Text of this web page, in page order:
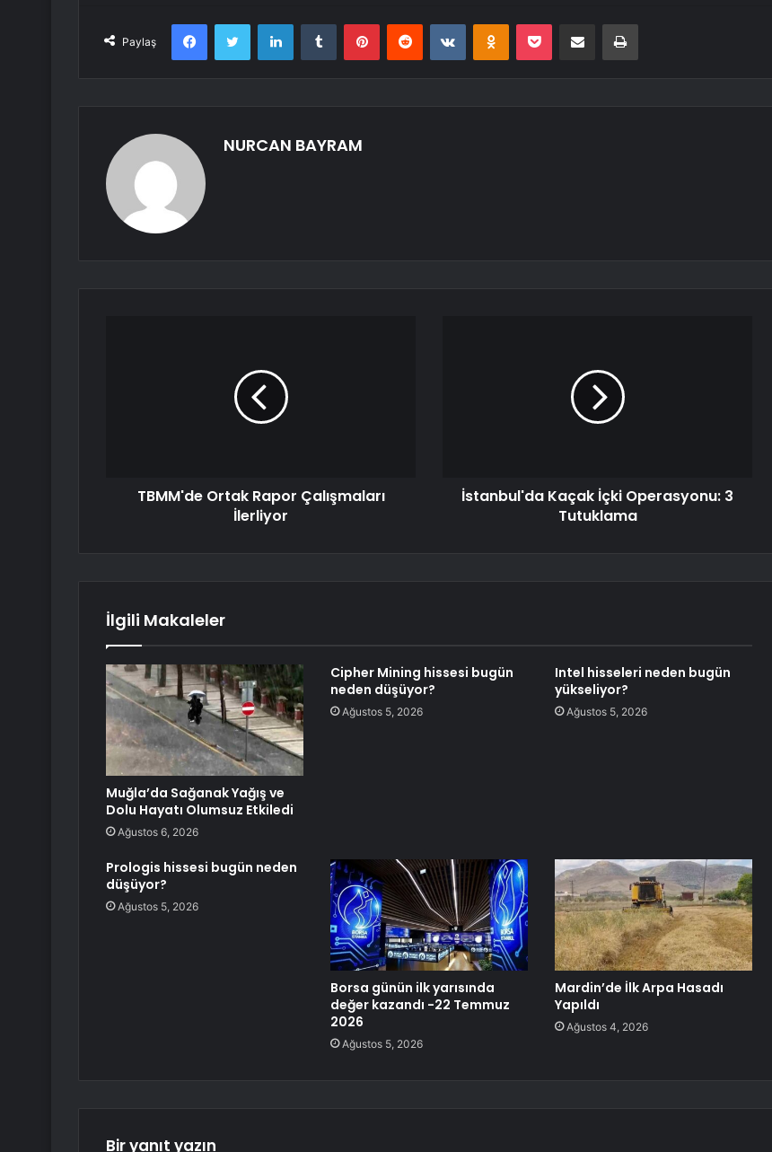
Paylaş
FacebookTwitter LinkedInTumblr PinterestReddit VKontakteOdnoklassniki
Pocket E-Posta ile paylaş Yazdır
NURCAN BAYRAM
TBMM'de Ortak Rapor Çalışmaları
İlerliyor
İstanbul'da Kaçak İçki Operasyonu: 3
Tutuklama
İlgili Makaleler
Muğla’da Sağanak Yağış ve
Dolu Hayatı Olumsuz Etkiledi
Ağustos 6, 2026
Cipher Mining hissesi bugün
neden düşüyor?
Ağustos 5, 2026
Intel hisseleri neden bugün
yükseliyor?
Ağustos 5, 2026
Prologis hissesi bugün neden
düşüyor?
Ağustos 5, 2026
Borsa günün ilk yarısında
değer kazandı -22 Temmuz
2026
Ağustos 5, 2026
Mardin’de İlk Arpa Hasadı
Yapıldı
Ağustos 4, 2026
Bir yanıt yazın